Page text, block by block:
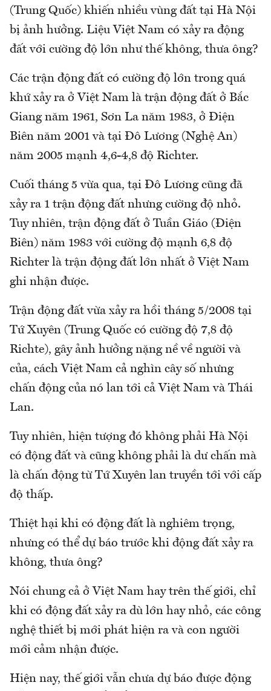
(Trung Quốc) khiến nhiều vùng đất tại Hà Nội
bị ảnh hưởng. Liệu Việt Nam có xảy ra động
đất với cường độ lớn như thế không, thưa ông?
Các trận động đất có cường độ lớn trong quá
khứ xảy ra ở Việt Nam là trận động đất ở Bắc
Giang năm 1961, Sơn La năm 1983, ở Điện
Biên năm 2001 và tại Đô Lương (Nghệ An)
năm 2005 mạnh 4,6-4,8 độ Richter.
Cuối tháng 5 vừa qua, tại Đô Lương cũng đã
xảy ra 1 trận động đất nhưng cường độ nhỏ.
Tuy nhiên, trận động đất ở Tuần Giáo (Điện
Biên) năm 1983 với cường độ mạnh 6,8 độ
Richter là trận động đất lớn nhất ở Việt Nam
ghi nhận được.
Trận động đất vừa xảy ra hồi tháng 5/2008 tại
Tứ Xuyên (Trung Quốc có cường độ 7,8 độ
Richte), gây ảnh hưởng nặng nề về người và
của, cách Việt Nam cả nghìn cây số nhưng
chấn động của nó lan tới cả Việt Nam và Thái
Lan.
Tuy nhiên, hiện tượng đó không phải Hà Nội
có động đất và cũng không phải là dư chấn mà
là chấn động từ Tứ Xuyên lan truyền tới với cấp
độ thấp.
Thiệt hại khi có động đất là nghiêm trọng,
nhưng có thể dự báo trước khi động đất xảy ra
không, thưa ông?
Nói chung cả ở Việt Nam hay trên thế giới, chỉ
khi có động đất xảy ra dù lớn hay nhỏ, các công
nghệ thiết bị mới phát hiện ra và con người
mới cảm nhận được.
Hiện nay, thế giới vẫn chưa dự báo được động